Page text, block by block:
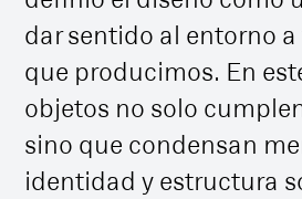
dar sentido al entorno
que producimos. En
objetos no solo
sino que condensan
identidad y estructura